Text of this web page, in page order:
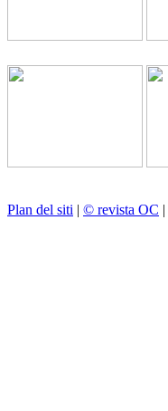
Plan del siti | © revista OC |